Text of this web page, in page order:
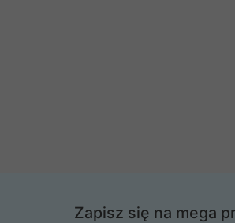
Zapisz się na mega